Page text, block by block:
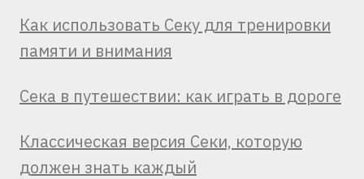
Как использовать Секу для тренировки
памяти и внимания
Сека в путешествии: как играть в дороге
Классическая версия Секи, которую
должен знать каждый